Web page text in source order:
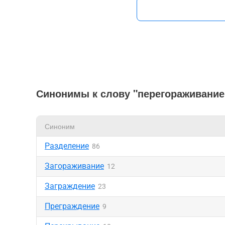
Синонимы к слову
Синоним
Разделение 86
Загораживание 12
Заграждение 23
Преграждение 9